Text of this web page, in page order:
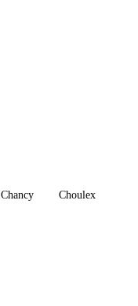
Chancy Choulex